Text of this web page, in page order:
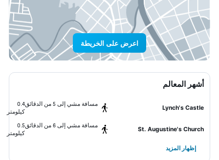
اعرض على الخريطة
أشهر المعالم
Lynch's Castle
مسافة مشي إلى 5 من الدقائق
0.4
كيلومتر
St. Augustine's Church
مسافة مشي إلى 6 من الدقائق
0.5
كيلومتر
إظهار المزيد